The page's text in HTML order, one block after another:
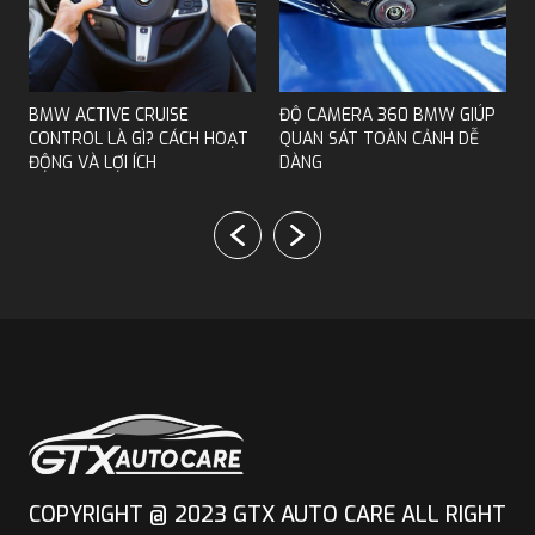
Sau khi retrofit, hệ thống của xe sẽ kết nối trực tiếp với
iPhone. Các ứng dụng như Maps, Zalo, Spotify hay danh
bạ đều được đồng bộ và hiển thị mượt mà trên màn
hình trung tâm. Tạo sự liền mạch và dễ dàng thao tác
khi không cầm chạm vào điện thoại.
NÂNG CẤP HỆ THỐNG ĐÁNH LÁI BÁNH SAU
MERCEDES
BMW ACTIVE CRUISE
CONTROL LÀ GÌ? CÁCH HOẠT
ĐỘNG VÀ LỢI ÍCH
ĐỘ CAMERA 360 BMW GIÚP
QUAN SÁT TOÀN CẢNH DỄ
DÀNG
COPYRIGHT @ 2023 GTX AUTO CARE ALL RIGHT